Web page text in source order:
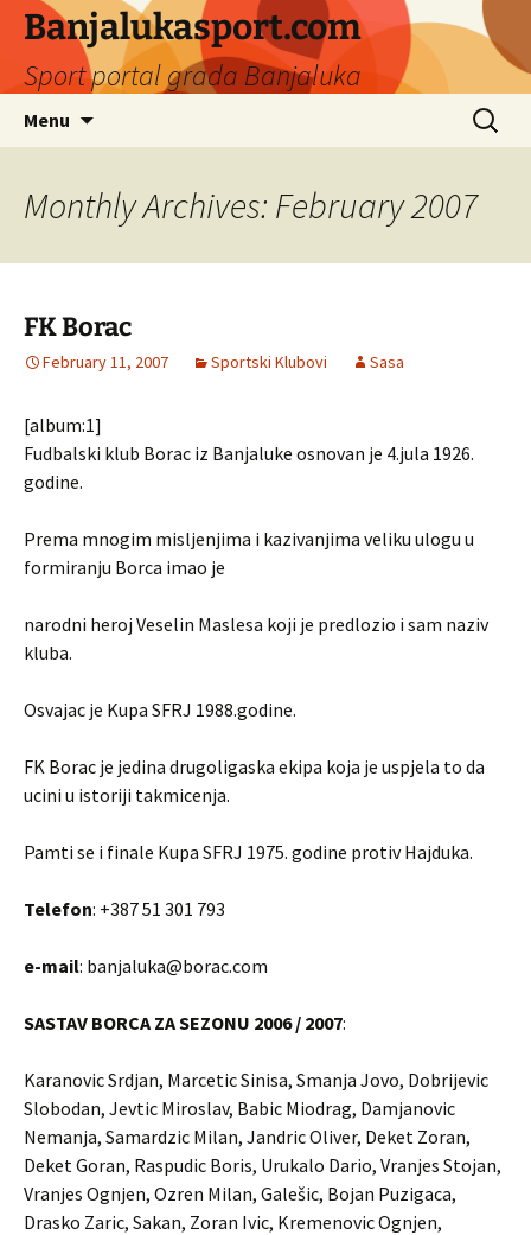
Banjalukasport.com
Sport portal grada Banjaluka
Menu
Search
for:
Monthly Archives: February 2007
FK Borac
February 11, 2007 Sportski Klubovi Sasa
[album:1]
Fudbalski klub Borac iz Banjaluke osnovan je 4.jula 1926.
godine.
Prema mnogim misljenjima i kazivanjima veliku ulogu u
formiranju Borca imao je
narodni heroj Veselin Maslesa koji je predlozio i sam naziv
kluba.
Osvajac je Kupa SFRJ 1988.godine.
FK Borac je jedina drugoligaska ekipa koja je uspjela to da
ucini u istoriji takmicenja.
Pamti se i finale Kupa SFRJ 1975. godine protiv Hajduka.
Telefon: +387 51 301 793
e-mail: banjaluka@borac.com
SASTAV BORCA ZA SEZONU 2006 / 2007:
Karanovic Srdjan, Marcetic Sinisa, Smanja Jovo, Dobrijevic
Slobodan, Jevtic Miroslav, Babic Miodrag, Damjanovic
Nemanja, Samardzic Milan, Jandric Oliver, Deket Zoran,
Deket Goran, Raspudic Boris, Urukalo Dario, Vranjes Stojan,
Vranjes Ognjen, Ozren Milan, Galešic, Bojan Puzigaca,
Drasko Zaric, Sakan, Zoran Ivic, Kremenovic Ognjen,